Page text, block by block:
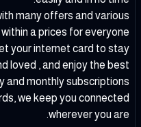
many offers and various
a prices for everyone.
your internet card to stay
loved , and enjoy the best
monthly subscriptions.
we keep you connected
wherever you are.